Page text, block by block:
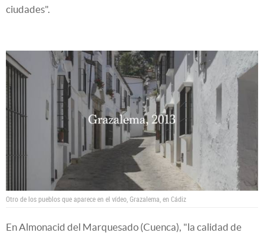
ciudades".
Otro de los pueblos que aparece en el vídeo, Grazalema, en Cádiz
En Almonacid del Marquesado (Cuenca), "la calidad de